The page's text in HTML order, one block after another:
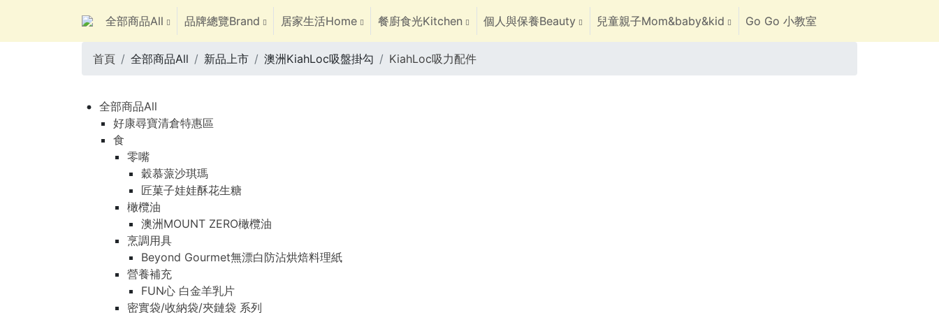
全部商品All 品牌總覽Brand 居家生活Home 餐廚食光Kitchen 個人與保養Beauty 兒童親子Mom&baby&kid Go Go 小教室
首頁 全部商品All 新品上市 澳洲KiahLoc吸盤掛勾 KiahLoc吸力配件
全部商品All
好康尋寶清倉特惠區
食
零嘴
穀慕蒎沙琪瑪
匠菓子娃娃酥花生糖
橄欖油
澳洲MOUNT ZERO橄欖油
烹調用具
Beyond Gourmet無漂白防沾烘焙料理紙
營養補充
FUN心 白金羊乳片
密實袋/收納袋/夾鏈袋 系列